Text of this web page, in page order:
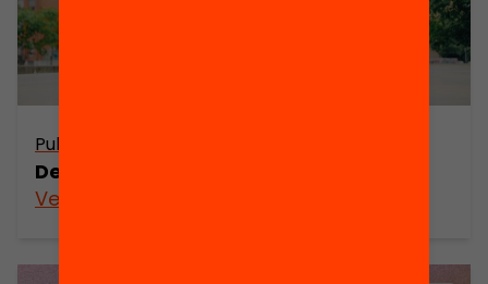
Publicació
De l’escola al carrer
Veure’n més